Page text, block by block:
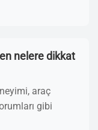
nelere dikkat
araç
gibi